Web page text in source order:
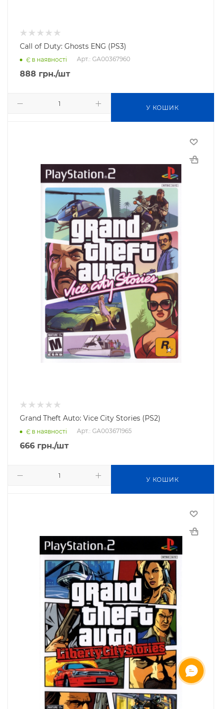
Call of Duty: Ghosts ENG (PS3)
Є в наявності Арт.: GA00367960
888 грн./шт
У КОШИК
Grand Theft Auto: Vice City Stories (PS2)
Є в наявності Арт.: GA003671965
666 грн./шт
У КОШИК
ОНЛАЙН ЧАТ